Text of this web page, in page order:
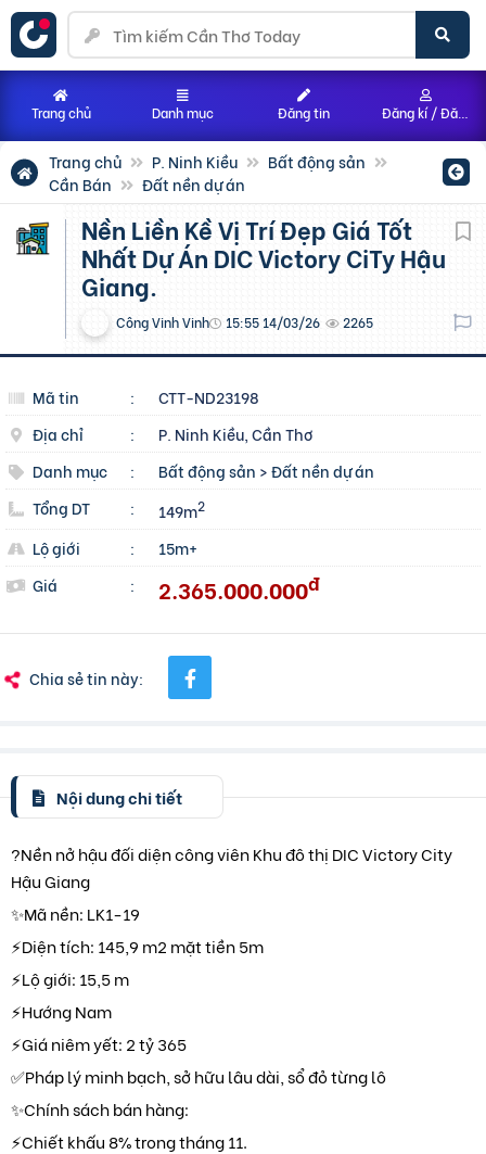
Trang chủ P. Ninh Kiều
Bất động sản
Cần Bán
Đất nền dự án
Nền Liền Kề Vị Trí Đẹp Giá Tốt
Nhất Dự Án DIC Victory CiTy Hậu
Giang.
Công Vinh Vinh 15:55 14/03/26 2265
Mã tin :
CTT-ND23198
Địa chỉ
:
P. Ninh Kiều, Cần Thơ
Danh mục
: Bất động sản >Đất nền dự án
Tổng DT
: 149m2
Lộ giới :
15m+
Giá
: 2.365.000.000đ
Chia sẻ tin này:
Nội dung chi tiết
?Nền nở hậu đối diện công viên Khu đô thị DIC Victory City
Hậu Giang
✨Mã nền: LK1-19
⚡Diện tích: 145,9 m2 mặt tiền 5m
⚡Lộ giới: 15,5 m
⚡Hướng Nam
⚡Giá niêm yết: 2 tỷ 365
✅Pháp lý minh bạch, sở hữu lâu dài, sổ đỏ từng lô
✨Chính sách bán hàng:
⚡Chiết khấu 8% trong tháng 11.
Trang chủ Danh mục Đăng tin